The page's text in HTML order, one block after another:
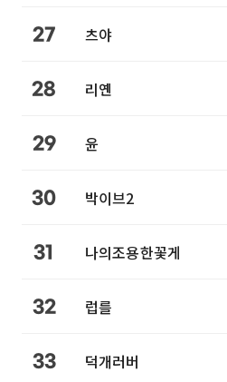
27 츠야
28 리옌
29 윤
30 박이브2
31 나의조용한꽃게
32 럽를
33 덕개러버